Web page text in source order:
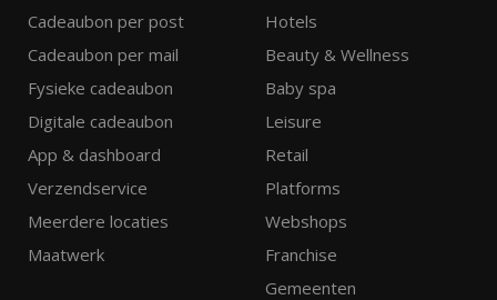
Cadeaubon per post
Cadeaubon per mail
Fysieke cadeaubon
Digitale cadeaubon
App & dashboard
Verzendservice
Meerdere locaties
Maatwerk
Hotels
Beauty & Wellness
Baby spa
Leisure
Retail
Platforms
Webshops
Franchise
Gemeenten